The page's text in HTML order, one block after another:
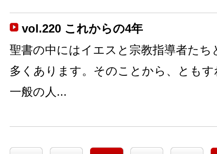
vol.220 これからの4年
聖書の中にはイエスと宗教指導者たち
多くあります。そのことから、とも
一般の人...